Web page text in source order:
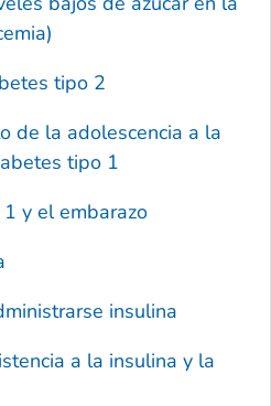
tipo 2
de la adolescencia a la
tipo 1
y el embarazo
insulina
a la insulina y la